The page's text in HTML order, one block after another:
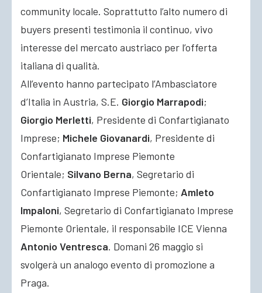
community locale. Soprattutto l’alto numero di
buyers presenti testimonia il continuo, vivo
interesse del mercato austriaco per l’offerta
italiana di qualità.
All’evento hanno partecipato l’Ambasciatore
d’Italia in Austria, S.E. Giorgio Marrapodi;
Giorgio Merletti, Presidente di Confartigianato
Imprese; Michele Giovanardi, Presidente di
Confartigianato Imprese Piemonte
Orientale; Silvano Berna, Segretario di
Confartigianato Imprese Piemonte; Amleto
Impaloni, Segretario di Confartigianato Imprese
Piemonte Orientale, il responsabile ICE Vienna
Antonio Ventresca. Domani 26 maggio si
svolgerà un analogo evento di promozione a
Praga.